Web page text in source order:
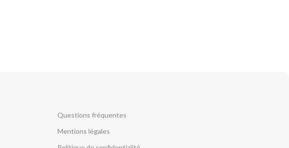
Questions fréquentes
Mentions légales